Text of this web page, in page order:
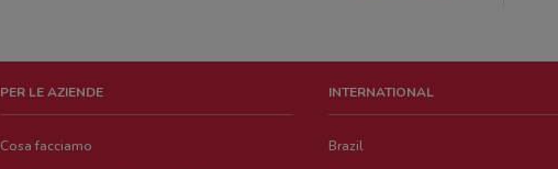
PER LE AZIENDE
Cosa facciamo
INTERNATIONAL
Brazil